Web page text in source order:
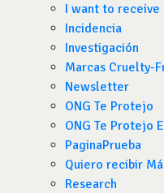
I want to
Incidencia
Investigación
Marcas Cruelty-
Newsletter
ONG Te Protejo
ONG Te Protejo
PaginaPrueba
Quiero recibir
Research